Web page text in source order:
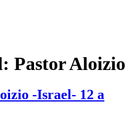
Pastor Aloizio
-Israel- 12 a